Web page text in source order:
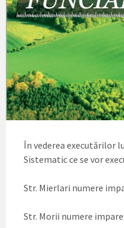
În vederea executărilor
Sistematic ce se vor
Str. Mierlari numere
Str. Morii numere